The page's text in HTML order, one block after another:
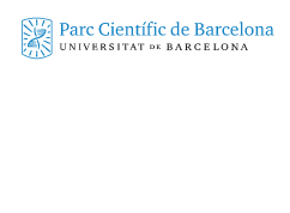
Skip